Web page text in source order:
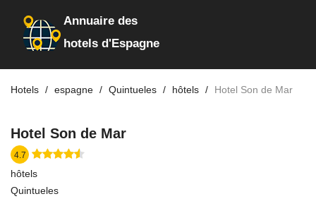
Annuaire des
hotels d'Espagne
Hotels espagne Quintueles hôtels Hotel Son de Mar
Hotel Son de Mar
4.7
hôtels
Quintueles